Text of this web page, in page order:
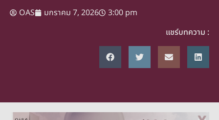
OAS มกราคม 7, 2026
3:00 pm
แชร์บทความ :